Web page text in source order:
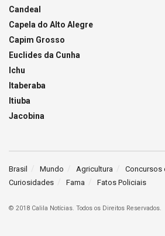
Candeal
Capela do Alto Alegre
Capim Grosso
Euclides da Cunha
Ichu
Itaberaba
Itiuba
Jacobina
Brasil Mundo Agricultura
Concursos
Curiosidades
Fama Fatos Policiais
© 2018 Calila Notícias. Todos os Direitos Reservados.